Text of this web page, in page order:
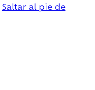
Saltar al pie de